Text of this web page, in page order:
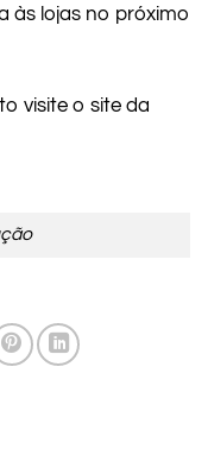
às lojas no próximo
visite o site da